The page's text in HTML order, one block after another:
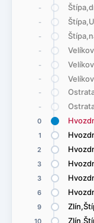
-
-
-
-
-
-
-
-
0
1
2
3
3
6
9
10